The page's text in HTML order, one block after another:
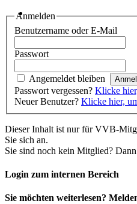
Anmelden
Benutzername oder E-Mail
Passwort
Angemeldet bleiben
Passwort vergessen? Klicke
Neuer Benutzer? Klicke hier,
Dieser Inhalt ist nur für VVB-
Sie sich an.
Sie sind noch kein Mitglied?
Login zum internen Bereich
Sie möchten weiterlesen?